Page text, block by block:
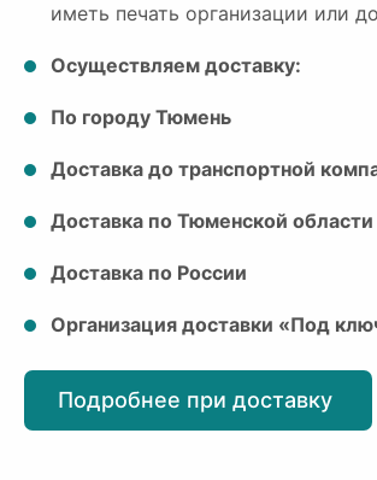
иметь печать организации или
Осуществляем доставку:
По городу Тюмень
Доставка до транспортной
Доставка по Тюменской области
Доставка по России
Организация доставки «Под
Подробнее при доставку